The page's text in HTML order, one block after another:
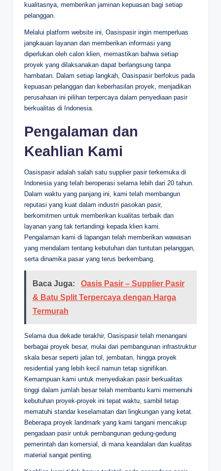
kualitasnya, memberikan jaminan kepuasan bagi setiap
pelanggan.
Melalui platform website ini, Oasispasir ingin memperluas
jangkauan layanan dan memberikan informasi yang
diperlukan oleh calon klien, memastikan bahwa setiap
proyek yang dilaksanakan dapat berlangsung tanpa
hambatan. Dalam setiap langkah, Oasispasir berfokus pada
kepuasan pelanggan dan keberhasilan proyek, menjadikan
perusahaan ini pilihan terpercaya dalam penyediaan pasir
berkualitas di Indonesia.
Pengalaman dan
Keahlian Kami
Oasispasir adalah salah satu supplier pasir terkemuka di
Indonesia yang telah beroperasi selama lebih dari 20 tahun.
Dalam waktu yang panjang ini, kami telah membangun
reputasi yang kuat dalam industri pasokan pasir,
berkomitmen untuk memberikan kualitas terbaik dan
layanan yang tak tertandingi kepada klien kami.
Pengalaman kami di lapangan telah memberikan wawasan
yang mendalam tentang kebutuhan dan tuntutan pelanggan,
serta dinamika pasar yang terus berkembang.
Baca Juga:
Oasis Pasir – Supplier Pasir
& Batu Split Terpercaya dengan Harga
Termurah
Selama dua dekade terakhir, Oasispasir telah menangani
berbagai proyek besar, mulai dari pembangunan infrastruktur
skala besar seperti jalan tol, jembatan, hingga proyek
residential yang lebih kecil namun tetap signifikan.
Kemampuan kami untuk menyediakan pasir berkualitas
tinggi dalam jumlah besar telah membantu kami memenuhi
kebutuhan proyek-proyek ini tepat waktu, sambil tetap
mematuhi standar keselamatan dan lingkungan yang ketat.
Beberapa proyek landmark yang kami tangani mencakup
pengadaan pasir untuk pembangunan gedung-gedung
pemerintah dan komersial, di mana keandalan dan kualitas
material sangat penting.